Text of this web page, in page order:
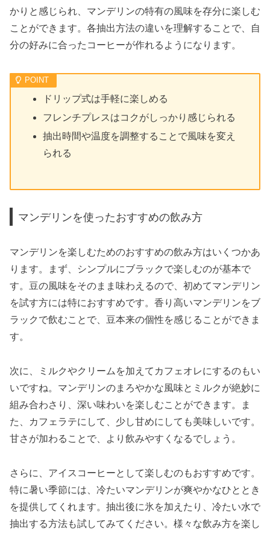
かりと感じられ、マンデリンの特有の風味を存分に楽しむ
ことができます。各抽出方法の違いを理解することで、自
分の好みに合ったコーヒーが作れるようになります。
ドリップ式は手軽に楽しめる
フレンチプレスはコクがしっかり感じられる
抽出時間や温度を調整することで風味を変え
られる
マンデリンを使ったおすすめの飲み方
マンデリンを楽しむためのおすすめの飲み方はいくつかあ
ります。まず、シンプルにブラックで楽しむのが基本で
す。豆の風味をそのまま味わえるので、初めてマンデリン
を試す方には特におすすめです。香り高いマンデリンをブ
ラックで飲むことで、豆本来の個性を感じることができま
す。
次に、ミルクやクリームを加えてカフェオレにするのもい
いですね。マンデリンのまろやかな風味とミルクが絶妙に
組み合わさり、深い味わいを楽しむことができます。ま
た、カフェラテにして、少し甘めにしても美味しいです。
甘さが加わることで、より飲みやすくなるでしょう。
さらに、アイスコーヒーとして楽しむのもおすすめです。
特に暑い季節には、冷たいマンデリンが爽やかなひととき
を提供してくれます。抽出後に氷を加えたり、冷たい水で
抽出する方法も試してみてください。様々な飲み方を楽し